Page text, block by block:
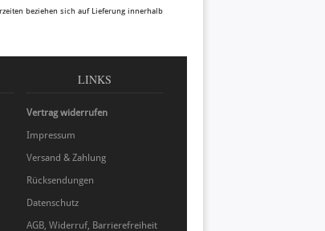
beziehen sich auf Lieferung innerhalb
LINKS
Vertrag widerrufen
Impressum
Versand & Zahlung
Rücksendungen
Datenschutz
AGB, Widerruf, Barrierefreiheit